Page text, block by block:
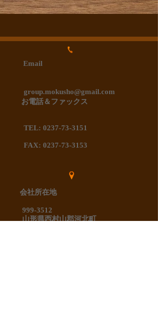
Email
group.mokusho@gmail.com
お電話＆ファックス
TEL: 0237-73-3151
FAX: 0237-73-3153
会社所在地
999-3512
山形県西村山郡河北町